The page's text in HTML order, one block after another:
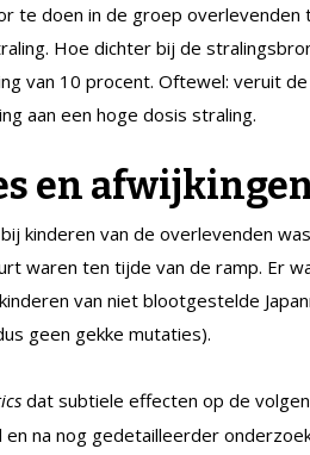
te doen in de groep overlevenden
Hoe dichter bij de
van 10 procent. Oftewel: veruit
aan een hoge dosis straling.
en
kinderen van de overlevenden
waren ten tijde van de ramp. Er
van niet blootgestelde
geen gekke mutaties).
dat subtiele effecten op de
na nog gedetailleerder